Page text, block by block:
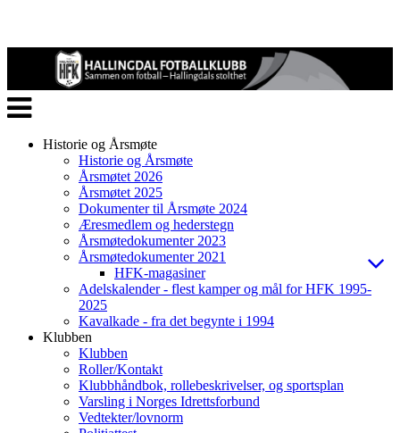
Veksle
navigasjon
Historie og Årsmøte
Historie og Årsmøte
Årsmøtet 2026
Årsmøtet 2025
Dokumenter til Årsmøte 2024
Æresmedlem og hederstegn
Årsmøtedokumenter 2023
Årsmøtedokumenter 2021
HFK-magasiner
Adelskalender - flest kamper og mål for HFK 1995-
2025
Kavalkade - fra det begynte i 1994
Klubben
Klubben
Roller/Kontakt
Klubbhåndbok, rollebeskrivelser, og sportsplan
Varsling i Norges Idrettsforbund
Vedtekter/lovnorm